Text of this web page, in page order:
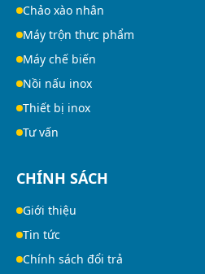
Chảo xào nhân
Máy trộn thực phẩm
Máy chế biến
Nồi nấu inox
Thiết bị inox
Tư vấn
CHÍNH SÁCH
Giới thiệu
Tin tức
Chính sách đổi trả